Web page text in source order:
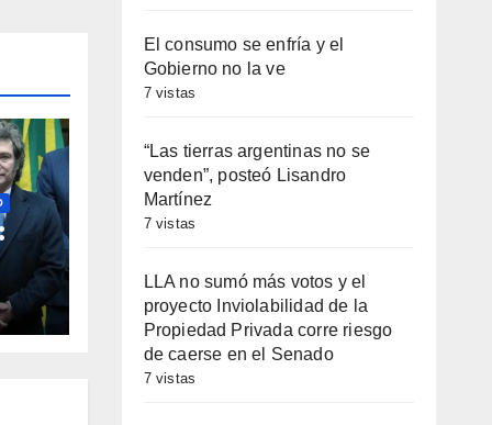
El consumo se enfría y el
Gobierno no la ve
7 vistas
“Las tierras argentinas no se
venden”, posteó Lisandro
Martínez
7 vistas
LLA no sumó más votos y el
proyecto Inviolabilidad de la
Propiedad Privada corre riesgo
de caerse en el Senado
7 vistas